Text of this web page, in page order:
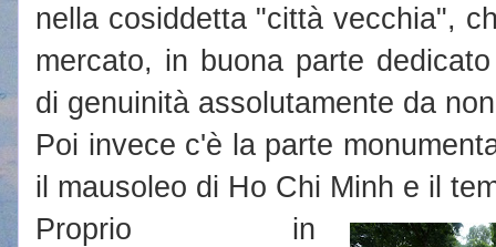
nella cosiddetta "città vecchia",
mercato, in buona parte
di genuinità assolutamente da
Poi invece c'è la parte
il mausoleo di Ho Chi Minh e il
Proprio in